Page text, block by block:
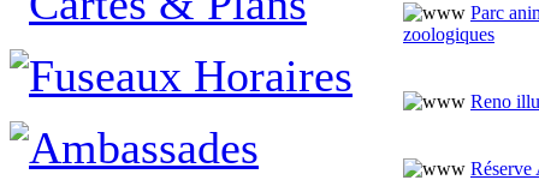
Parc
zoologiques
Reno
Réserve